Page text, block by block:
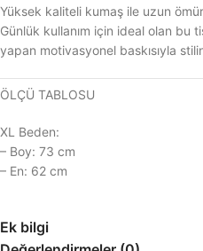
Yüksek kaliteli kumaş ile uzun
Günlük kullanım için ideal olan bu
yapan motivasyonel baskısıyla
ÖLÇÜ TABLOSU
XL Beden:
– Boy: 73 cm
– En: 62 cm
Ek bilgi